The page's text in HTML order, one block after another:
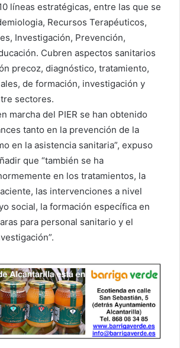
líneas estratégicas, entre las que se
Recursos Terapéuticos,
Investigación, Prevención,
Cubren aspectos sanitarios
precoz, diagnóstico, tratamiento,
de formación, investigación y
sectores.
marcha del PIER se han obtenido
tanto en la prevención de la
en la asistencia sanitaria”, expuso
que “también se ha
en los tratamientos, la
las intervenciones a nivel
social, la formación específica en
para personal sanitario y el